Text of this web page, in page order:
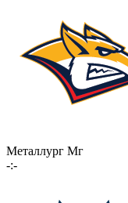
Металлург Мг
-:-